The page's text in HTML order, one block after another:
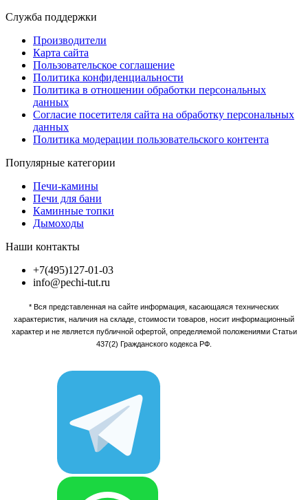
Служба поддержки
Производители
Карта сайта
Пользовательское соглашение
Политика конфиденциальности
Политика в отношении обработки персональных
данных
Согласие посетителя сайта на обработку персональных
данных
Политика модерации пользовательского контента
Популярные категории
Печи-камины
Печи для бани
Каминные топки
Дымоходы
Наши контакты
+7(495)127-01-03
info@pechi-tut.ru
* Вся представленная на сайте информация, касающаяся технических
характеристик, наличия на складе, стоимости товаров, носит информационный
характер и не является публичной офертой, определяемой положениями Статьи
437(2) Гражданского кодекса РФ.